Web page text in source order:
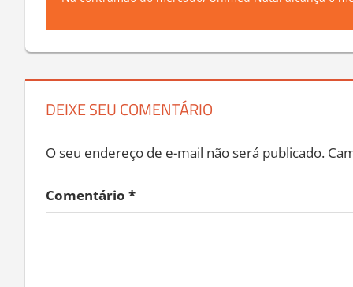
Post
Next
Na contramão do mercado, Unimed Natal alcança o
DEIXE SEU COMENTÁRIO
O seu endereço de e-mail não será publicado.
Comentário